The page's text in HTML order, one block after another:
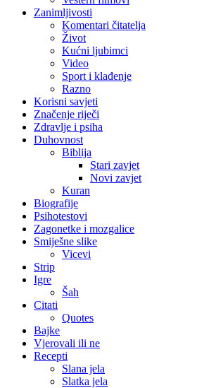
Zanimljivosti
Komentari čitatelja
Život
Kućni ljubimci
Video
Sport i klađenje
Razno
Korisni savjeti
Značenje riječi
Zdravlje i psiha
Duhovnost
Biblija
Stari zavjet
Novi zavjet
Kuran
Biografije
Psihotestovi
Zagonetke i mozgalice
Smiješne slike
Vicevi
Strip
Igre
Šah
Citati
Quotes
Bajke
Vjerovali ili ne
Recepti
Slana jela
Slatka jela